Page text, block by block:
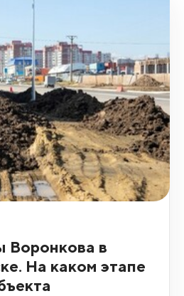
Воронкова в
На каком этапе